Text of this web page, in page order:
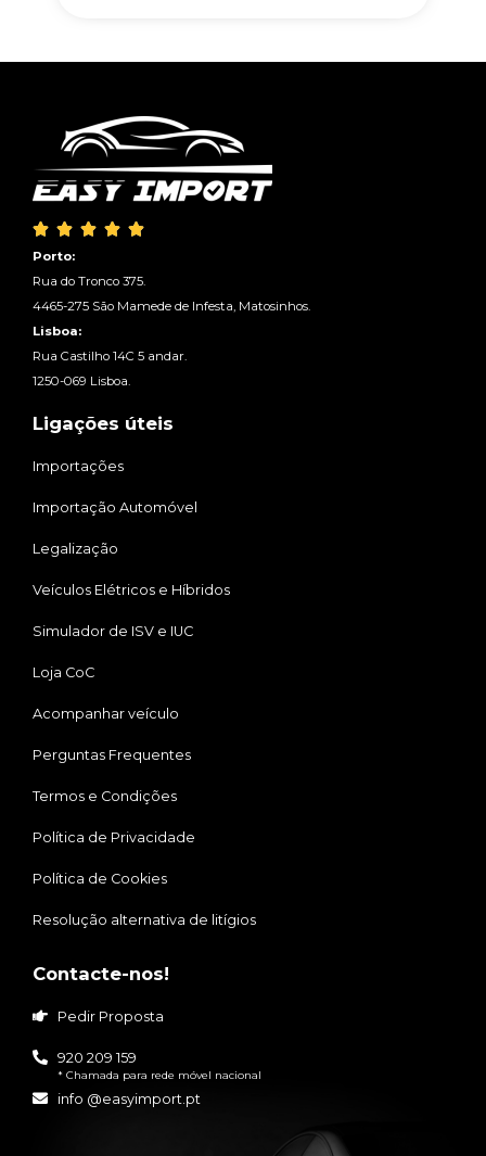
    
Porto:
Rua do Tronco 375.
4465-275 São Mamede de Infesta, Matosinhos.
Lisboa:
Rua Castilho 14C 5 andar.
1250-069 Lisboa.
Ligações úteis
Importações
Importação Automóvel
Legalização
Veículos Elétricos e Híbridos
Simulador de ISV e IUC
Loja CoC
Acompanhar veículo
Perguntas Frequentes
Termos e Condições
Política de Privacidade
Política de Cookies
Resolução alternativa de litígios
Contacte-nos!
Pedir Proposta
920 209 159
* Chamada para rede móvel nacional
info @easyimport.pt